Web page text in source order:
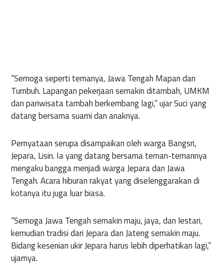
“Semoga seperti temanya, Jawa Tengah Mapan dan
Tumbuh. Lapangan pekerjaan semakin ditambah, UMKM
dan pariwisata tambah berkembang lagi,” ujar Suci yang
datang bersama suami dan anaknya.
Pernyataan serupa disampaikan oleh warga Bangsri,
Jepara, Lisin. Ia yang datang bersama teman-temannya
mengaku bangga menjadi warga Jepara dan Jawa
Tengah. Acara hiburan rakyat yang diselenggarakan di
kotanya itu juga luar biasa.
“Semoga Jawa Tengah semakin maju, jaya, dan lestari,
kemudian tradisi dari Jepara dan Jateng semakin maju.
Bidang kesenian ukir Jepara harus lebih diperhatikan lagi,”
ujarnya.